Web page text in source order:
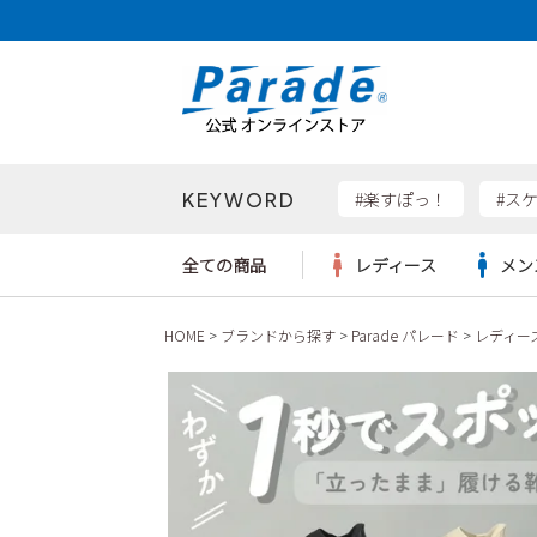
KEYWORD #楽すぽっ！ #ス
検索
全ての商品 レディース
サンダル
レインシューズ
パンプス
スニーカー
カジ
ワー
ブーツ
ウェア
メ
サンダル
レインシューズ
スニーカー
ビジネス・ドレスシューズ
サンダル
レインシューズ
スニーカー
スクール
new
asics
瞬足
レディース新入荷
メンズ新入荷
キッズ新入荷
レディースSALE
メンズSALE
キッズSALE
リュック
ボディバッグ
ハンドバッグ
ビジネスバッグ
トー
ショ
財布
ケア用品
雑貨
HOME ブランドから探す Parade パレード レディー